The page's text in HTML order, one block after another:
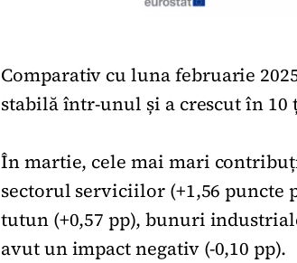
Comparativ cu luna februarie
stabilă într-unul și a crescut în 10
În martie, cele mai mari
sectorul serviciilor (+1,56 puncte
tutun (+0,57 pp), bunuri
avut un impact negativ (-0,10 pp).